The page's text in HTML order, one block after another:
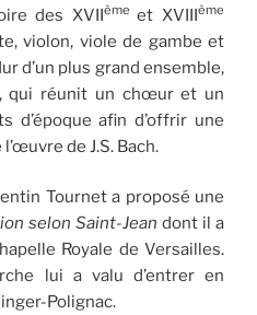
des XVIIème et XVIIIème
violon, viole de gambe et
d’un plus grand ensemble,
qui réunit un chœur et un
d’époque afin d’offrir une
de J.S. Bach.
Tournet a proposé une
selon Saint-Jean dont il a
Royale de Versailles.
lui a valu d’entrer en
Polignac.